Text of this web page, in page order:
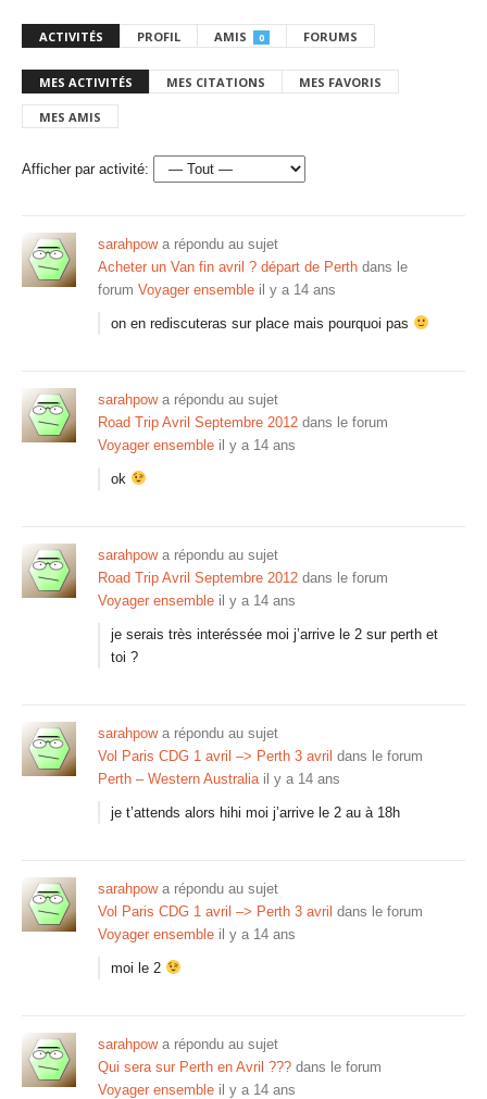
ACTIVITÉS PROFIL AMIS 0 FORUMS
MES ACTIVITÉS MES CITATIONS MES FAVORIS
MES AMIS
Afficher par activité:
sarahpowa répondu au sujet
Acheter un Van fin avril ? départ de Perth dans le
forum Voyager ensemble il y a 14 ans
on en rediscuteras sur place mais pourquoi pas
sarahpowa répondu au sujet
Road Trip Avril Septembre 2012 dans le forum
Voyager ensemble il y a 14 ans
ok
sarahpowa répondu au sujet
Road Trip Avril Septembre 2012 dans le forum
Voyager ensemble il y a 14 ans
je serais très interéssée moi j’arrive le 2 sur perth et
toi ?
sarahpowa répondu au sujet
Vol Paris CDG 1 avril –> Perth 3 avril dans le forum
Perth – Western Australia il y a 14 ans
je t’attends alors hihi moi j’arrive le 2 au à 18h
sarahpowa répondu au sujet
Vol Paris CDG 1 avril –> Perth 3 avril dans le forum
Voyager ensemble il y a 14 ans
moi le 2
sarahpowa répondu au sujet
Qui sera sur Perth en Avril ??? dans le forum
Voyager ensemble il y a 14 ans